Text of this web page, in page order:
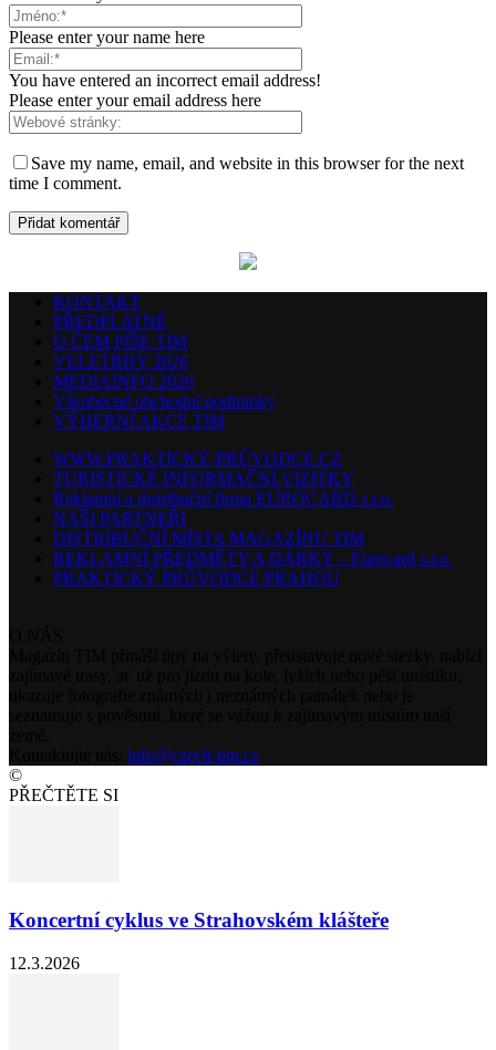
Please enter your name here
You have entered an incorrect email address!
Please enter your email address here
Save my name, email, and website in this browser for the next
time I comment.
KONTAKT
PŘEDPLATNÉ
O ČEM PÍŠE TIM
VELETRHY 2026
MEDIAINFO 2026
Všeobecné obchodní podmínky
VÝHERNÍ AKCE TIM
WWW.PRAKTICKÝ-PRŮVODCE.CZ
TURISTICKÉ INFORMAČNÍ VIZITKY
Reklamní a distribuční firma EUROCARD s.r.o.
NAŠI PARTNEŘI
DISTRIBUČNÍ MÍSTA MAGAZÍNU TIM
REKLAMNÍ PŘEDMĚTY A DÁRKY – Eurocard s.r.o.
PRAKTICKÝ PRŮVODCE PRAHOU
info@czech-tim.cz
©
PŘEČTĚTE SI
Koncertní cyklus ve Strahovském klášteře
12.3.2026